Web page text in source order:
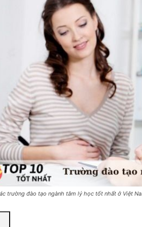
trường đào tạo ngành tâm lý học tốt nhất ở Việt